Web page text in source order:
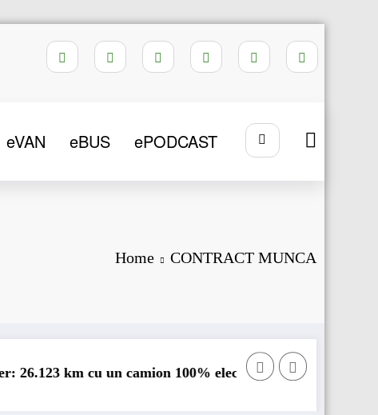
eVAN eBUS ePODCAST
Home CONTRACT MUNCA
un camion 100% electric în transport internațional
Proiectul Revoy prinde